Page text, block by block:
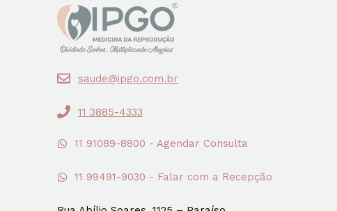
saude@ipgo.com.br
11 3885-4333
11 91089-8800 - Agendar Consulta
11 99491-9030 - Falar com a Recepção